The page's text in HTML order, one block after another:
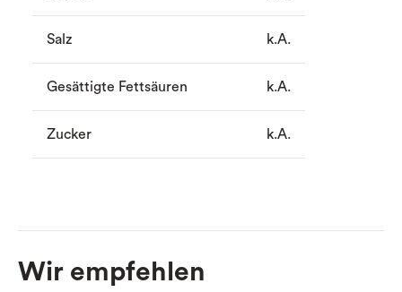
Salz k.A.
Gesättigte Fettsäuren k.A.
Zucker k.A.
Wir empfehlen